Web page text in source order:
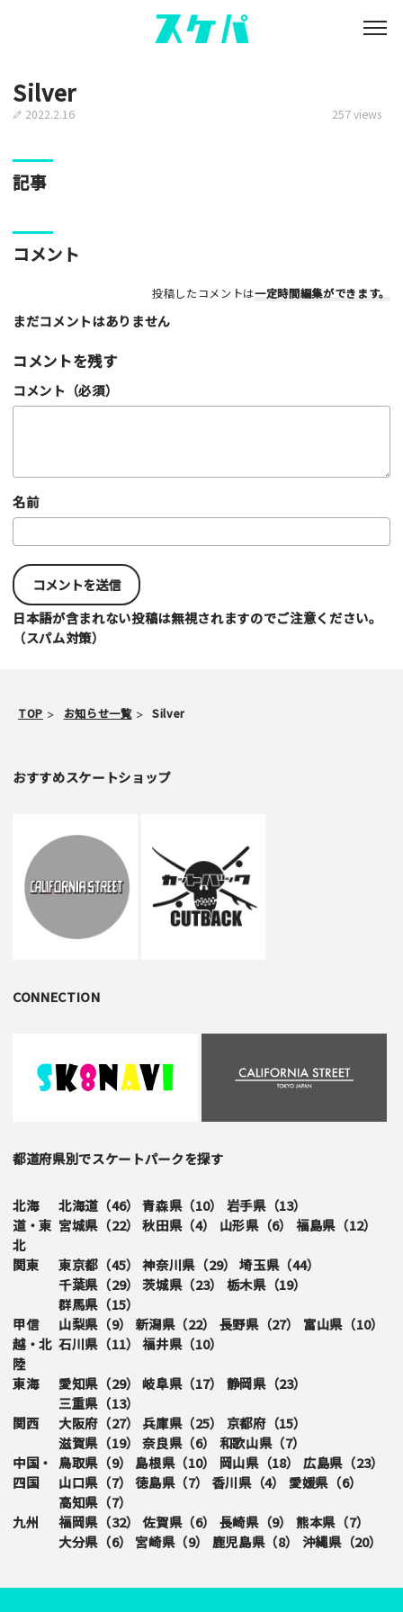
Silver
2022.2.16 257 views
記事
コメント
投稿したコメントは一定時間編集ができます。
まだコメントはありません
コメントを残す
コメント（必須）
名前
日本語が含まれない投稿は無視されますのでご注意ください。
（スパム対策）
TOP お知らせ一覧 Silver
おすすめスケートショップ
CONNECTION
都道府県別でスケートパークを探す
北海
道・東
北
北海道（46） 青森県（10） 岩手県（13）
宮城県（22） 秋田県（4） 山形県（6） 福島県（12）
関東 東京都（45） 神奈川県（29） 埼玉県（44）
千葉県（29） 茨城県（23） 栃木県（19）
群馬県（15）
甲信
越・北
陸
山梨県（9） 新潟県（22） 長野県（27） 富山県（10）
石川県（11） 福井県（10）
東海 愛知県（29） 岐阜県（17） 静岡県（23）
三重県（13）
関西
大阪府（27） 兵庫県（25） 京都府（15）
滋賀県（19） 奈良県（6） 和歌山県（7）
中国・
四国
鳥取県（9） 島根県（10） 岡山県（18） 広島県（23）
山口県（7） 徳島県（7） 香川県（4） 愛媛県（6）
高知県（7）
九州
福岡県（32） 佐賀県（6） 長崎県（9） 熊本県（7）
大分県（6） 宮崎県（9） 鹿児島県（8） 沖縄県（20）